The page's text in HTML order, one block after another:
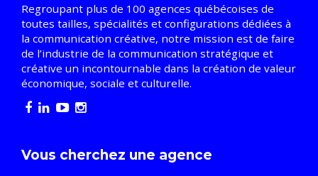
Regroupant plus de 100 agences québécoises de
toutes tailles, spécialités et configurations dédiées à
la communication créative, notre mission est de faire
de l’industrie de la communication stratégique et
créative un incontournable dans la création de valeur
économique, sociale et culturelle.
Vous cherchez une agence